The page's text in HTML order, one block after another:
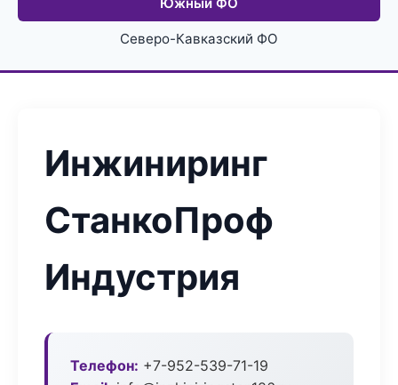
Северо-Кавказский ФО
Инжиниринг
СтанкоПроф
Индустрия
Телефон: +7-952-539-71-19